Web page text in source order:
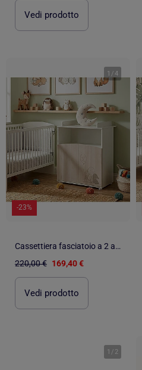
Vedi prodotto
1 /4
-23%
Cassettiera fasciatoio a 2 ante e 1 nicchia con finitura effetto - BABYPRICE
220,00 € 169,40 €
Vedi prodotto
1 / 2